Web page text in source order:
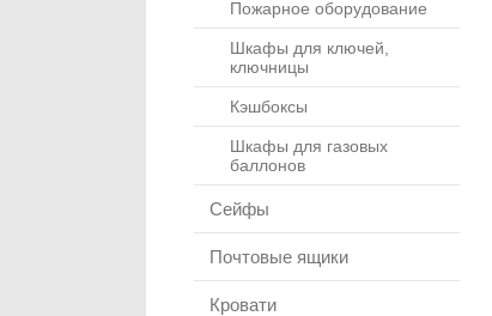
Пожарное оборудование
Шкафы для ключей,
ключницы
Кэшбоксы
Шкафы для газовых
баллонов
Сейфы
Почтовые ящики
Кровати